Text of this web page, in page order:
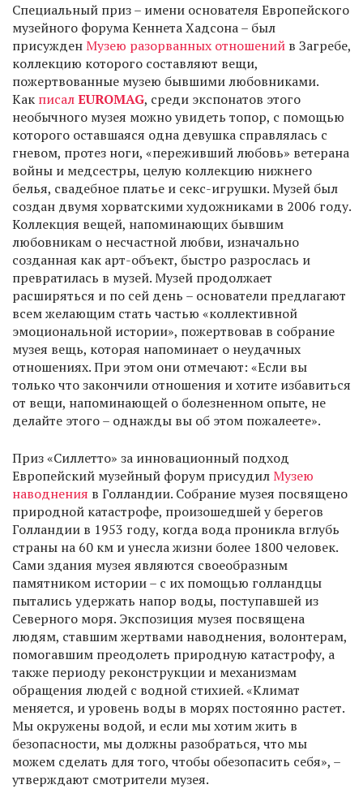
Специальный приз – имени основателя Европейского
музейного форума Кеннета Хадсона – был
присужденМузею разорванных отношений в Загребе,
коллекцию которого составляют вещи,
пожертвованные музею бывшими любовниками.
Как писалEUROMAG, среди экспонатов этого
необычного музея можно увидеть топор, с помощью
которого оставшаяся одна девушка справлялась с
гневом, протез ноги, «переживший любовь» ветерана
войны и медсестры, целую коллекцию нижнего
белья, свадебное платье и секс-игрушки. Музей был
создан двумя хорватскими художниками в 2006 году.
Коллекция вещей, напоминающих бывшим
любовникам о несчастной любви, изначально
созданная как арт-объект, быстро разрослась и
превратилась в музей. Музей продолжает
расширяться и по сей день – основатели предлагают
всем желающим стать частью «коллективной
эмоциональной истории», пожертвовав в собрание
музея вещь, которая напоминает о неудачных
отношениях. При этом они отмечают: «Если вы
только что закончили отношения и хотите избавиться
от вещи, напоминающей о болезненном опыте, не
делайте этого – однажды вы об этом пожалеете».
Приз «Силлетто» за инновационный подход
Европейский музейный форум присудилМузею
наводнения в Голландии. Собрание музея посвящено
природной катастрофе, произошедшей у берегов
Голландии в 1953 году, когда вода проникла вглубь
страны на 60 км и унесла жизни более 1800 человек.
Сами здания музея являются своеобразным
памятником истории – с их помощью голландцы
пытались удержать напор воды, поступавшей из
Северного моря. Экспозиция музея посвящена
людям, ставшим жертвами наводнения, волонтерам,
помогавшим преодолеть природную катастрофу, а
также периоду реконструкции и механизмам
обращения людей с водной стихией. «Климат
меняется, и уровень воды в морях постоянно растет.
Мы окружены водой, и если мы хотим жить в
безопасности, мы должны разобраться, что мы
можем сделать для того, чтобы обезопасить себя», –
утверждают смотрители музея.